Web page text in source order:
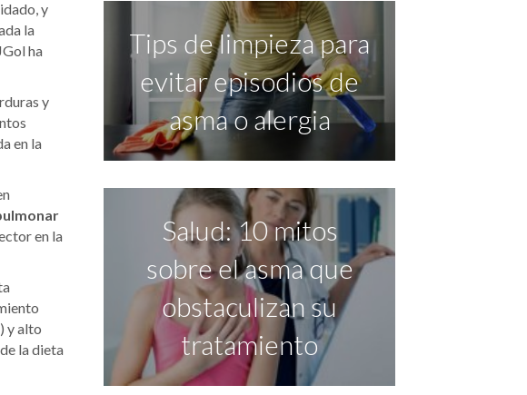
y
la
ha
y
en la
en la
y alto
la dieta
Tips de limpieza para
evitar episodios de
asma o alergia
Salud: 10 mitos
sobre el asma que
obstaculizan su
tratamiento